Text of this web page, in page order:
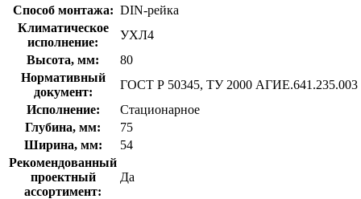
Способ монтажа: DIN-рейка
Климатическое
исполнение:
УХЛ4
Высота, мм:
80
Нормативный
документ:
ГОСТ Р 50345, ТУ 2000 АГИЕ.641.235.003
Исполнение:
Стационарное
Глубина, мм:
75
Ширина, мм:
54
Рекомендованный
проектный
ассортимент:
Да